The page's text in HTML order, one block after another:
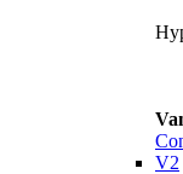
V2